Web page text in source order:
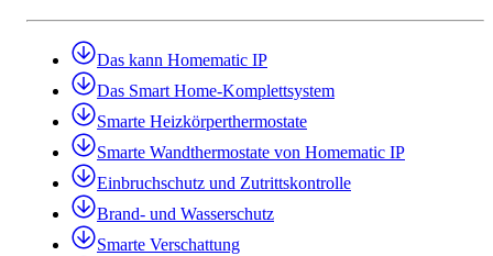
Das kann Homematic IP
Das Smart Home-Komplettsystem
Smarte Heizkörperthermostate
Smarte Wandthermostate von Homematic IP
Einbruchschutz und Zutrittskontrolle
Brand- und Wasserschutz
Smarte Verschattung